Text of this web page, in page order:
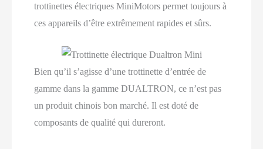
trottinettes électriques MiniMotors permet toujours à
ces appareils d’être extrêmement rapides et sûrs.
Bien qu’il s’agisse d’une trottinette d’entrée de
gamme dans la gamme DUALTRON, ce n’est pas
un produit chinois bon marché. Il est doté de
composants de qualité qui dureront.